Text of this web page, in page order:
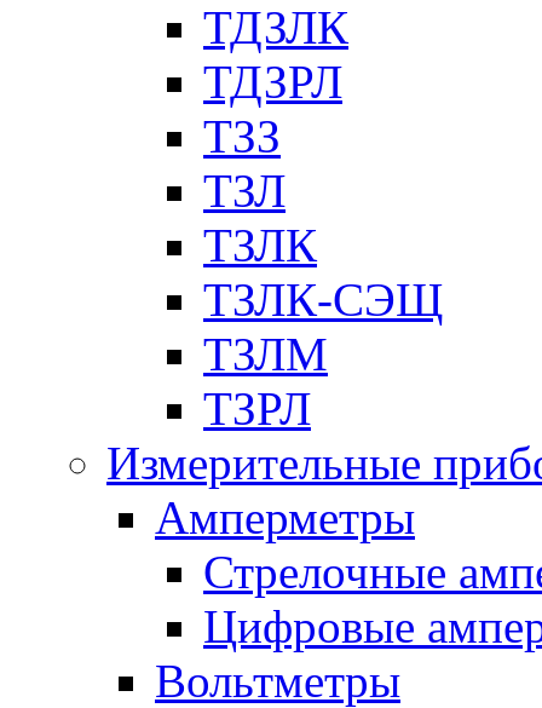
ТДЗЛК
ТДЗРЛ
ТЗЗ
ТЗЛ
ТЗЛК
ТЗЛК-СЭЩ
ТЗЛМ
ТЗРЛ
Измерительные
Амперметры
Стрелочные
Цифровые
Вольтметры